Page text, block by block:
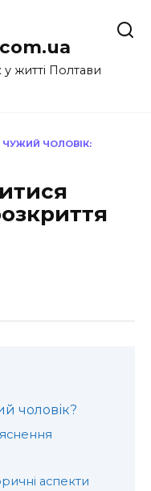
житті Полтави
ЧОЛОВІК:
чоловік?
аспекти